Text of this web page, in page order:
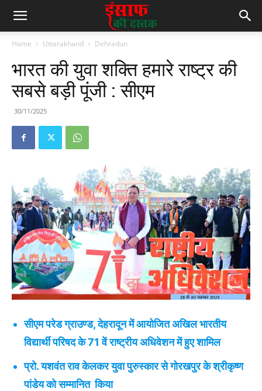
Home Uttarakhand Dehradun
भारत की युवा शक्ति हमारे राष्ट्र की
सबसे बड़ी पूंजी : सीएम
30/11/2025
सीएम परेड ग्राउण्ड, देहरादून में आयोजित अखिल भारतीय
विद्यार्थी परिषद के 71 वें राष्ट्रीय अधिवेशन में हुए शामिल
प्रो. यशवंत राव केलकर युवा पुरुस्कार से गोरखपुर के श्रीकृष्ण
पांडेय को सम्मानित किया